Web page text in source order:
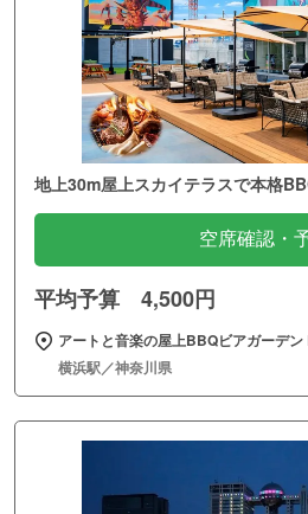
地上30m屋上スカイテラスで本格
空席確認・
平均予算 4,500円
アートと音楽の屋上BBQビアガーデ
横浜駅／神奈川県